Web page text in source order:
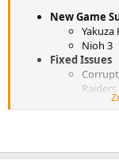
New Game
Yakuza
Nioh 3
Fixed Issues